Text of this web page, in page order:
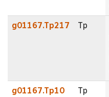
g01167.Tp217 Tp
g01167.Tp10 Tp